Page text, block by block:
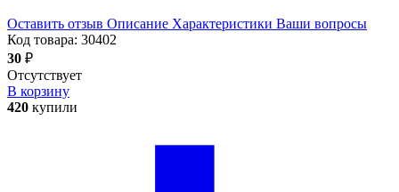
Оставить отзыв Описание Характеристики Ваши вопросы
Код товара: 30402
30 ₽
Отсутствует
В корзину
420 купили